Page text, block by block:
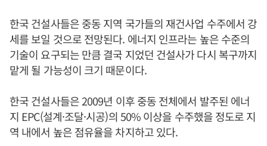
한국 건설사들은 중동 지역 국가들의 재건사업 수주에서 강
세를 보일 것으로 전망된다. 에너지 인프라는 높은 수준의
기술이 요구되는 만큼 결국 지었던 건설사가 다시 복구까지
맡게 될 가능성이 크기 때문이다.
한국 건설사들은 2009년 이후 중동 전체에서 발주된 에너
지 EPC(설계·조달·시공)의 50% 이상을 수주했을 정도로 지
역 내에서 높은 점유율을 차지하고 있다.